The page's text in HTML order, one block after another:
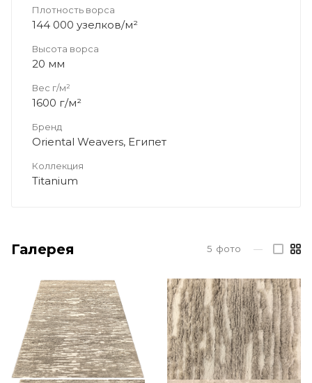
Плотность ворса
144 000 узелков/м²
Высота ворса
20 мм
Вес г/м²
1600 г/м²
Бренд
Oriental Weavers, Египет
Коллекция
Titanium
Галерея 5 фото —